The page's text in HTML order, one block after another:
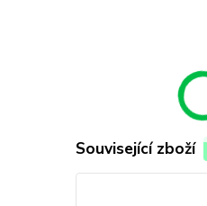
Související zboží